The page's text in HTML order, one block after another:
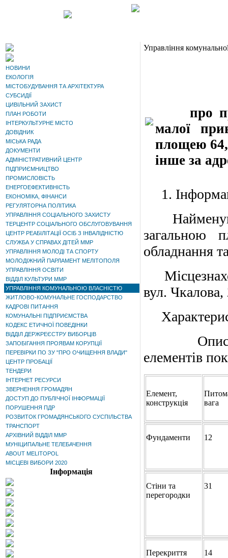
НОВИНИ
ЕКОЛОГІЯ
МІСТОБУДУВАННЯ ТА АРХІТЕКТУРА
СУБСИДІЇ
ЦИВІЛЬНИЙ ЗАХИСТ
ПЛАН РОБОТИ
ІНТЕРКУЛЬТУРНЕ МІСТО
ДОВІДНИК
МІСЬКА РАДА
ДОКУМЕНТИ
АДМІНІСТРАТИВНИЙ ЦЕНТР
ПІДПРИЄМНИЦТВО
ПРОМИСЛОВІСТЬ
ЕНЕРГОЕФЕКТИВНІСТЬ
ЕКОНОМІКА, ФІНАНСИ
РЕГУЛЯТОРНА ПОЛІТИКА
УПРАВЛІННЯ СОЦІАЛЬНОГО ЗАХИСТУ
ТЕРЦЕНТР СОЦІАЛЬНОГО ОБСЛУГОВУВАННЯ
ЦЕНТР РЕАБІЛІТАЦІЇ ОСІБ З ІНВАЛІДНІСТЮ
СЛУЖБА У СПРАВАХ ДІТЕЙ ММР
УПРАВЛІННЯ МОЛОДІ ТА СПОРТУ
МОЛОДІЖНИЙ ПАРЛАМЕНТ МЕЛІТОПОЛЯ
УПРАВЛІННЯ ОСВІТИ
ВІДДІЛ КУЛЬТУРИ ММР
УПРАВЛІННЯ КОМУНАЛЬНОЮ ВЛАСНІСТЮ
ЖИТЛОВО-КОМУНАЛЬНЕ ГОСПОДАРСТВО
КАДРОВІ ПИТАННЯ
КОМУНАЛЬНІ ПІДПРИЄМСТВА
КОДЕКС ЕТИЧНОЇ ПОВЕДІНКИ
ВІДДІЛ ДЕРЖРЕЄСТРУ ВИБОРЦІВ
ЗАПОБІГАННЯ ПРОЯВАМ КОРУПЦІЇ
ПЕРЕВІРКИ ПО ЗУ "ПРО ОЧИЩЕННЯ ВЛАДИ"
ЦЕНТР ПРОБАЦІЇ
ТЕНДЕРИ
ІНТЕРНЕТ РЕСУРСИ
ЗВЕРНЕННЯ ГРОМАДЯН
ДОСТУП ДО ПУБЛІЧНОЇ ІНФОРМАЦІЇ
ПОРУШЕННЯ ПДР
РОЗВИТОК ГРОМАДЯНСЬКОГО СУСПІЛЬСТВА
ТРАНСПОРТ
АРХІВНИЙ ВІДДІЛ ММР
МУНІЦИПАЛЬНЕ ТЕЛЕБАЧЕННЯ
ABOUT MELITOPOL
МІСЦЕВІ ВИБОРИ 2020
Інформація
Управління
про
малої
площею
інше за
1.
загальною
обладнання
вул. Чкалова,
елементів
Елемент,
конструкція
вага
Фундаменти 12
Стіни та
перегородки
31
Перекриття 14